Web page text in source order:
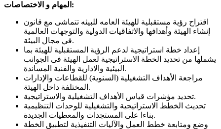
المهام و الاختصاصات:
اقتراح رؤية مستقبلية للهيئة العامه للبيئه تتماشى مع قانون
إنشاء الهيئة وأهدافها والاتفاقيات الدولية والتوجهات العالمية
في مجال البيئة.
إعداد خطة استراتيجية لدعم الرؤية المستقبلية للهيئة بما
يشملها من تحديد الخطة الاستراتيجية لعمل الهيئة فى الجوانب
البيئية والادارية والفنية المساندة.
مراجعة الأهداف التشغيلية (السنوية) للقطاعات والإدارات
المختلفة داخل الهيئة.
تحديد مؤشرات قياس الأهداف التشغيلية والاستراتيجية.
تحديث الخطط الاستراتيجية والتشغيلية للوحدات التنظيمية
بناءا على المستجدات والمعطيات الجديدة.
وضع ومتابعة خطط العمل والآليات التنفيذية لتطبيق الخطة